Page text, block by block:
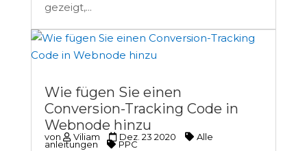
gezeigt,...
Wie fügen Sie einen
Conversion-Tracking Code in
Webnode hinzu
von Viliam Dez. 23 2020 Alle
anleitungen PPC